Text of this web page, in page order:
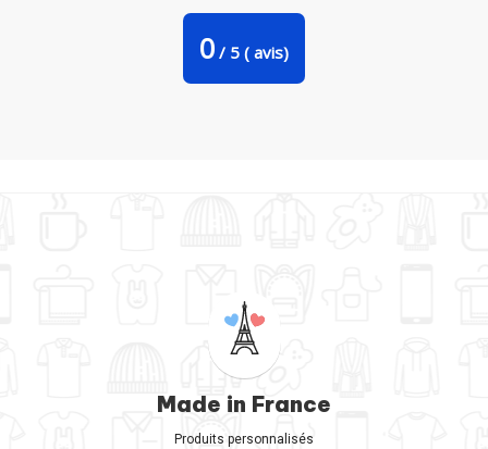
0 / 5 ( avis)
Made in France
Produits personnalisés